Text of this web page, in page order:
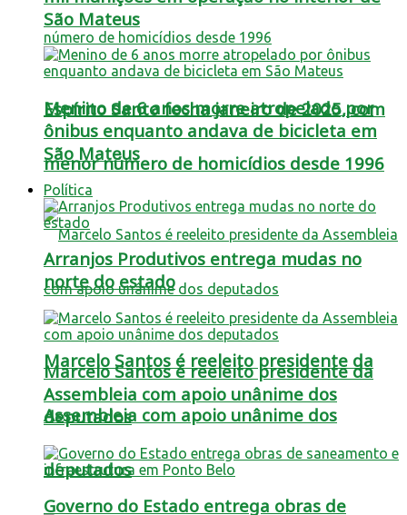
Espírito Santo fecha janeiro de 2025, com
menor número de homicídios desde 1996
Marcelo Santos é reeleito presidente da
Assembleia com apoio unânime dos
deputados
São Mateus
Menino de 6 anos morre atropelado por
ônibus enquanto andava de bicicleta em
São Mateus
Política
Arranjos Produtivos entrega mudas no
norte do estado
Marcelo Santos é reeleito presidente da
Assembleia com apoio unânime dos
deputados
Governo do Estado entrega obras de